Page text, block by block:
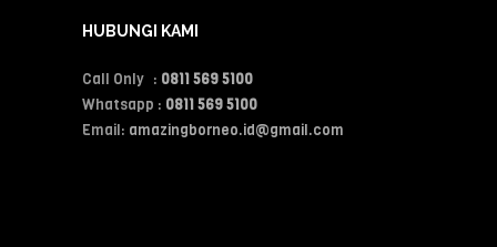
HUBUNGI KAMI
Call Only : 0811 569 5100
Whatsapp : 0811 569 5100
Email: amazingborneo.id@gmail.com